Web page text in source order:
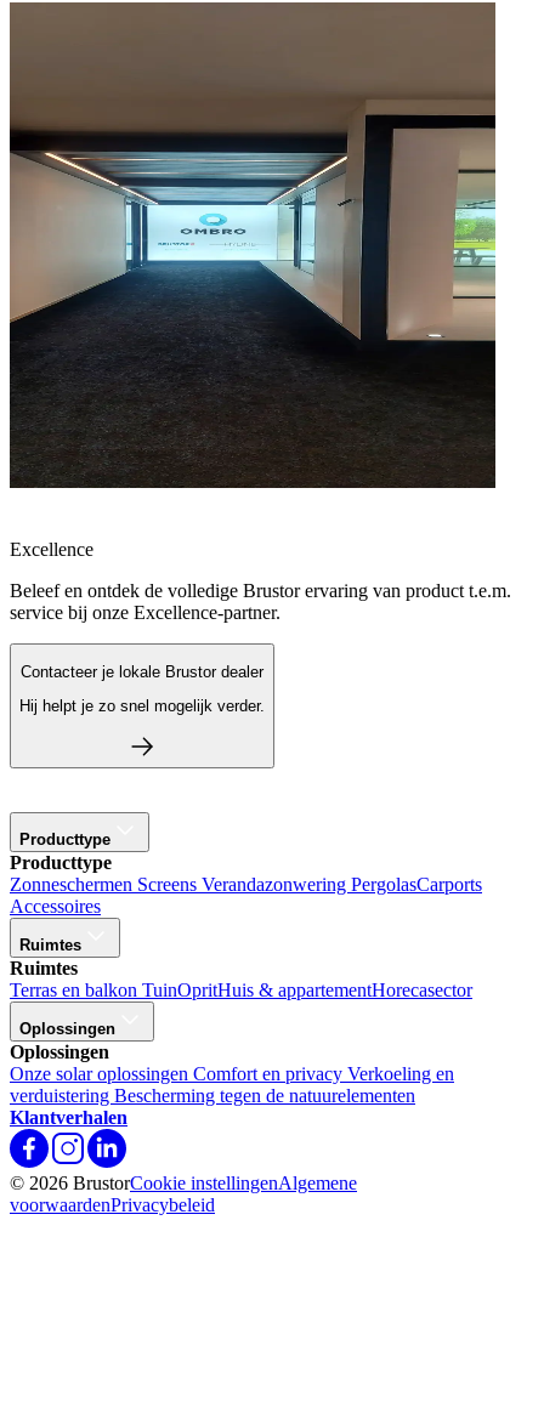
Excellence
Beleef en ontdek de volledige Brustor ervaring van product t.e.m.
service bij onze Excellence-partner.
Contacteer je lokale Brustor dealer
Hij helpt je zo snel mogelijk verder.
Producttype
Producttype
Zonneschermen Screens Verandazonwering PergolasCarports
Accessoires
Ruimtes
Ruimtes
Terras en balkon TuinOpritHuis & appartementHorecasector
Oplossingen
Oplossingen
Onze solar oplossingen Comfort en privacy Verkoeling en
verduistering Bescherming tegen de natuurelementen
Klantverhalen
© 2026 BrustorCookie instellingenAlgemene
voorwaardenPrivacybeleid